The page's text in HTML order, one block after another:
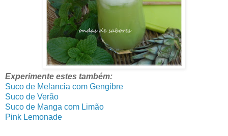
Experimente estes também:
Suco de Melancia com Gengibre
Suco de Verão
Suco de Manga com Limão
Pink Lemonade